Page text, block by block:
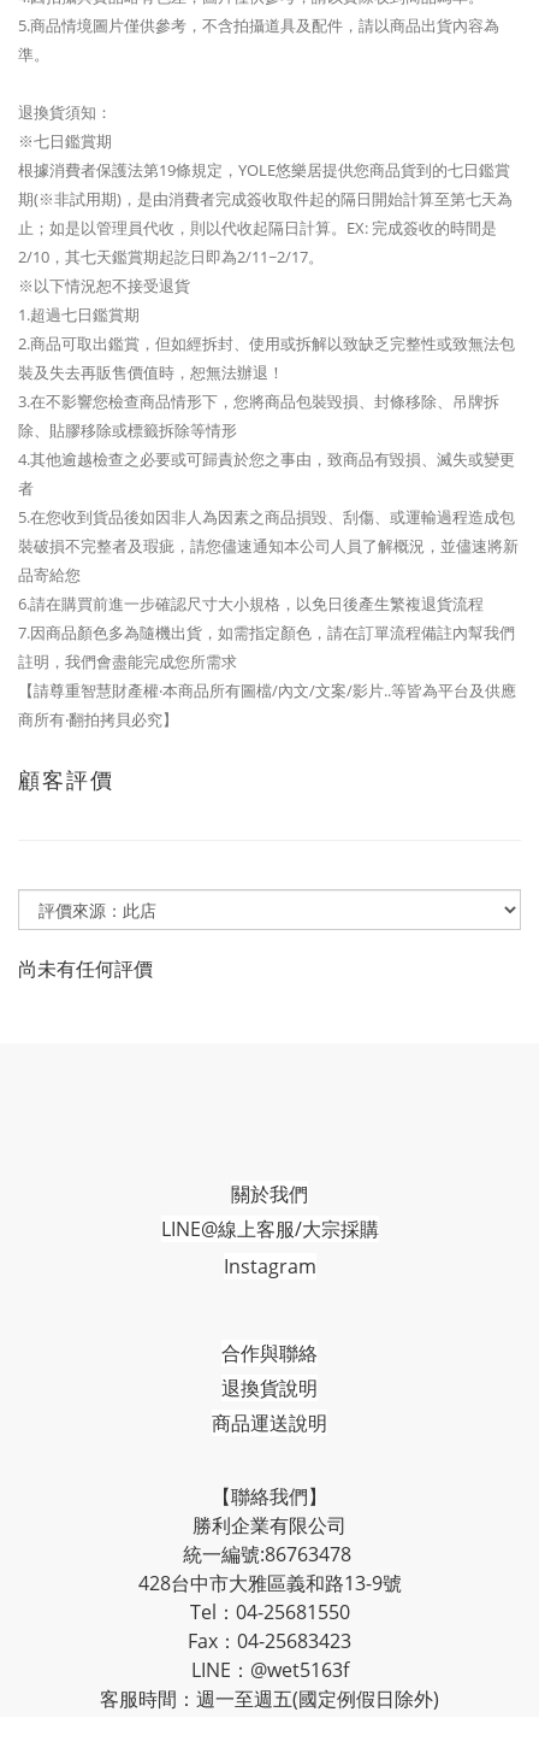
5.商品情境圖片僅供參考，不含拍攝道具及配件，請以商品出貨內容為
準。
退換貨須知：
※七日鑑賞期
根據消費者保護法第19條規定，YOLE悠樂居提供您商品貨到的七日鑑賞
期(※非試用期)，是由消費者完成簽收取件起的隔日開始計算至第七天為
止；如是以管理員代收，則以代收起隔日計算。EX: 完成簽收的時間是
2/10，其七天鑑賞期起訖日即為2/11~2/17。
※以下情況恕不接受退貨
1.超過七日鑑賞期
2.商品可取出鑑賞，但如經拆封、使用或拆解以致缺乏完整性或致無法包
裝及失去再販售價值時，恕無法辦退！
3.在不影響您檢查商品情形下，您將商品包裝毀損、封條移除、吊牌拆
除、貼膠移除或標籤拆除等情形
4.其他逾越檢查之必要或可歸責於您之事由，致商品有毀損、滅失或變更
者
5.在您收到貨品後如因非人為因素之商品損毀、刮傷、或運輸過程造成包
裝破損不完整者及瑕疵，請您儘速通知本公司人員了解概況，並儘速將新
品寄給您
6.請在購買前進一步確認尺寸大小規格，以免日後產生繁複退貨流程
7.因商品顏色多為隨機出貨，如需指定顏色，請在訂單流程備註內幫我們
註明，我們會盡能完成您所需求
【請尊重智慧財產權‧本商品所有圖檔/內文/文案/影片..等皆為平台及供應
商所有‧翻拍拷貝必究】
顧客評價
尚未有任何評價
關於我們
LINE@線上客服/大宗採購
Instagram
合作與聯絡
退換貨說明
商品運送說明
【聯絡我們】
勝利企業有限公司
統一編號:86763478
428台中市大雅區義和路13-9號
Tel：04-25681550
Fax：04-25683423
LINE：@wet5163f
客服時間：週一至週五(國定例假日除外)